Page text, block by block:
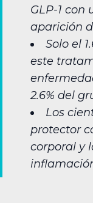
GLP-1
aparición
Solo el
este
2.6% del
Los
protector
corporal y